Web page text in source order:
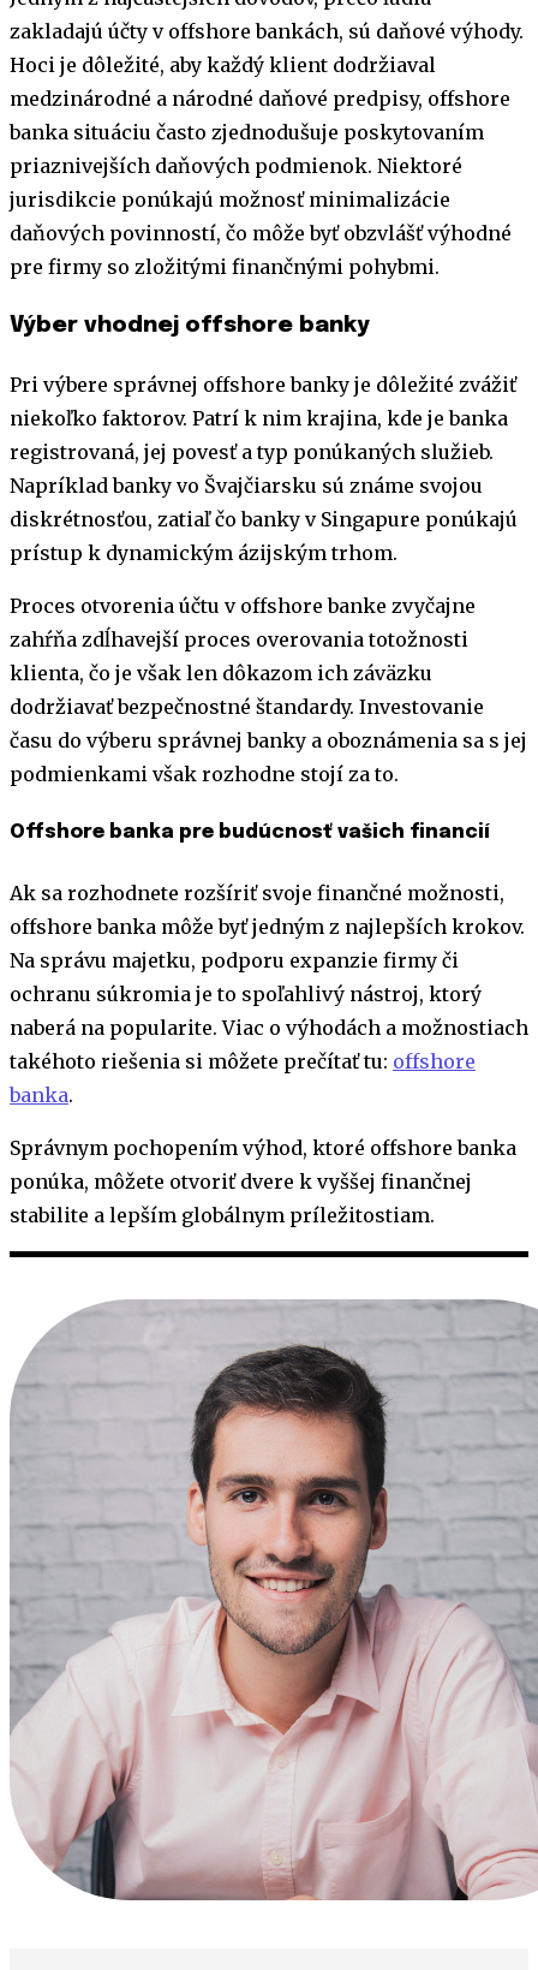
zakladajú účty v offshore bankách, sú daňové výhody.
Hoci je dôležité, aby každý klient dodržiaval
medzinárodné a národné daňové predpisy, offshore
banka situáciu často zjednodušuje poskytovaním
priaznivejších daňových podmienok. Niektoré
jurisdikcie ponúkajú možnosť minimalizácie
daňových povinností, čo môže byť obzvlášť výhodné
pre firmy so zložitými finančnými pohybmi.
Výber vhodnej offshore banky
Pri výbere správnej offshore banky je dôležité zvážiť
niekoľko faktorov. Patrí k nim krajina, kde je banka
registrovaná, jej povesť a typ ponúkaných služieb.
Napríklad banky vo Švajčiarsku sú známe svojou
diskrétnosťou, zatiaľ čo banky v Singapure ponúkajú
prístup k dynamickým ázijským trhom.
Proces otvorenia účtu v offshore banke zvyčajne
zahŕňa zdĺhavejší proces overovania totožnosti
klienta, čo je však len dôkazom ich záväzku
dodržiavať bezpečnostné štandardy. Investovanie
času do výberu správnej banky a oboznámenia sa s jej
podmienkami však rozhodne stojí za to.
Offshore banka pre budúcnosť vašich financií
Ak sa rozhodnete rozšíriť svoje finančné možnosti,
offshore banka môže byť jedným z najlepších krokov.
Na správu majetku, podporu expanzie firmy či
ochranu súkromia je to spoľahlivý nástroj, ktorý
naberá na popularite. Viac o výhodách a možnostiach
takéhoto riešenia si môžete prečítať tu: offshore
banka.
Správnym pochopením výhod, ktoré offshore banka
ponúka, môžete otvoriť dvere k vyššej finančnej
stabilite a lepším globálnym príležitostiam.